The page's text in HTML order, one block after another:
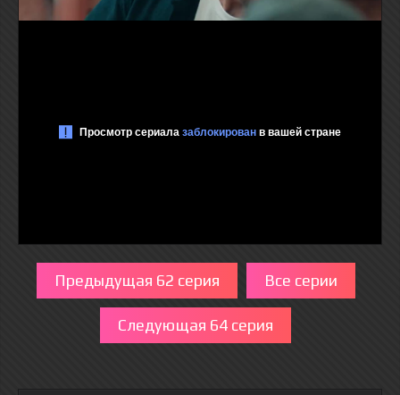
Предыдущая 62 серия Все серии
Следующая 64 серия